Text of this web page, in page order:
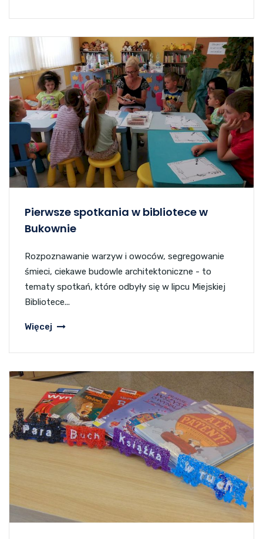
Pierwsze spotkania w bibliotece w
Bukownie
Rozpoznawanie warzyw i owoców, segregowanie
śmieci, ciekawe budowle architektoniczne - to
tematy spotkań, które odbyły się w lipcu Miejskiej
Bibliotece...
Więcej